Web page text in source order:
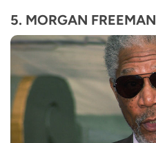
5. MORGAN FREEMAN